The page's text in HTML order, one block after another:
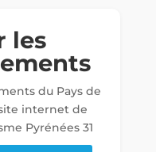
les
du Pays de
internet de
Pyrénées 31